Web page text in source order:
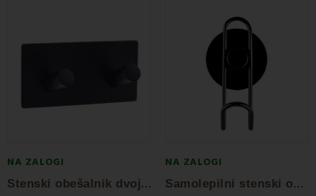
NA ZALOGI
S
tenski obešalnik dvojni črn AWD
NA ZALOGI
S
amolepilni stenski obešalnik Min AWD